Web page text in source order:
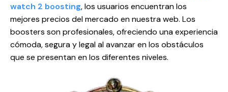
watch 2 boosting, los usuarios encuentran los
mejores precios del mercado en nuestra web. Los
boosters son profesionales, ofreciendo una experiencia
cómoda, segura y legal al avanzar en los obstáculos
que se presentan en los diferentes niveles.